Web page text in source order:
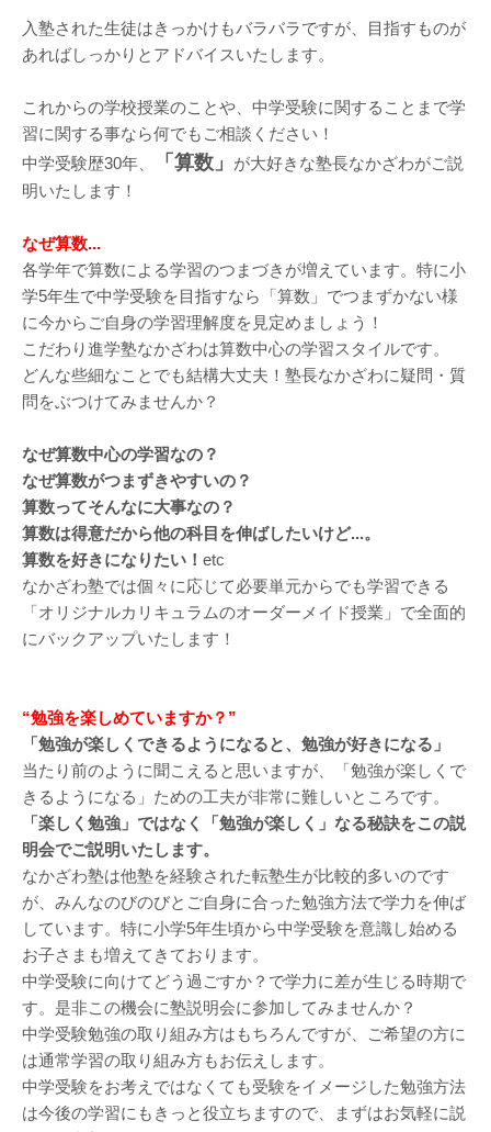
入塾された生徒はきっかけもバラバラですが、目指すものが
あればしっかりとアドバイスいたします。
これからの学校授業のことや、中学受験に関することまで学
習に関する事なら何でもご相談ください！
中学受験歴30年、
「算数」
が大好きな塾長なかざわがご説
明いたします！
なぜ算数...
各学年で算数による学習のつまづきが増えています。特に小
学5年生で中学受験を目指すなら「算数」でつまずかない様
に今からご自身の学習理解度を見定めましょう！
こだわり進学塾なかざわは算数中心の学習スタイルです。
どんな些細なことでも結構大丈夫！塾長なかざわに疑問・質
問をぶつけてみませんか？
なぜ算数中心の学習なの？
なぜ算数がつまずきやすいの？
算数ってそんなに大事なの？
算数は得意だから他の科目を伸ばしたいけど...。
算数を好きになりたい！ etc
なかざわ塾では個々に応じて必要単元からでも学習できる
「オリジナルカリキュラムのオーダーメイド授業」で全面的
にバックアップいたします！
“勉強を楽しめていますか？”
「勉強が楽しくできるようになると、勉強が好きになる」
当たり前のように聞こえると思いますが、「勉強が楽しくで
きるようになる」ための工夫が非常に難しいところです。
「楽しく勉強」ではなく「勉強が楽しく」なる秘訣をこの説
明会でご説明いたします。
なかざわ塾は他塾を経験された転塾生が比較的多いのです
が、みんなのびのびとご自身に合った勉強方法で学力を伸ば
しています。特に小学5年生頃から中学受験を意識し始める
お子さまも増えてきております。
中学受験に向けてどう過ごすか？で学力に差が生じる時期で
す。是非この機会に塾説明会に参加してみませんか？
中学受験勉強の取り組み方はもちろんですが、ご希望の方に
は通常学習の取り組み方もお伝えします。
中学受験をお考えではなくても受験をイメージした勉強方法
は今後の学習にもきっと役立ちますので、まずはお気軽に説